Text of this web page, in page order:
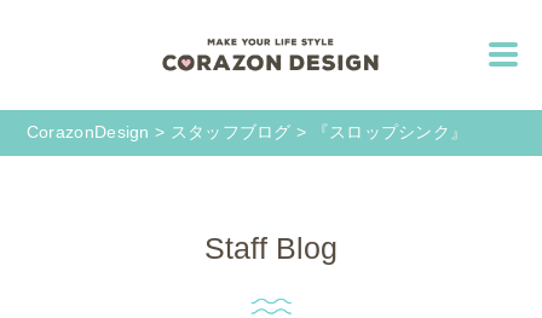
CorazonDesign > スタッフブログ > 『スロップシンク』
Staff Blog